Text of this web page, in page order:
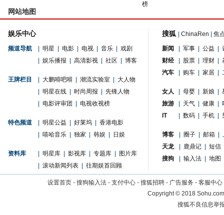
榜
网站地图
娱乐中心
频道导航 明星 电影 电视 音乐
戏剧
娱乐播报 高清影视 社区 博客
王牌栏目 大鹏嘚吧嘚 潮流实验室
大人物
明星在线 时尚周报
先锋人物
电影评审团 电视收视榜
特色频道 明星公益 好莱坞
香港电影
嘻哈音乐 独家 韩娱 日娱
资料库 明星库 影视库 专题库
图片库
滚动新闻列表 往期娱首回顾
搜狐 ChinaRen 焦
新闻 军事 公益
财经
股票 理财
汽车
购车 家居
女人 母婴 新娘
旅游
天气 健康
IT
数码 手机
博客 圈子 邮箱
天龙
鹿鼎记
短信
搜狗
输入法 地图
设置首页 - 搜狗输入法 - 支付中心 - 搜狐招聘 - 广告服务 - 客服中心
Copyright©2018
搜狐不良信息举